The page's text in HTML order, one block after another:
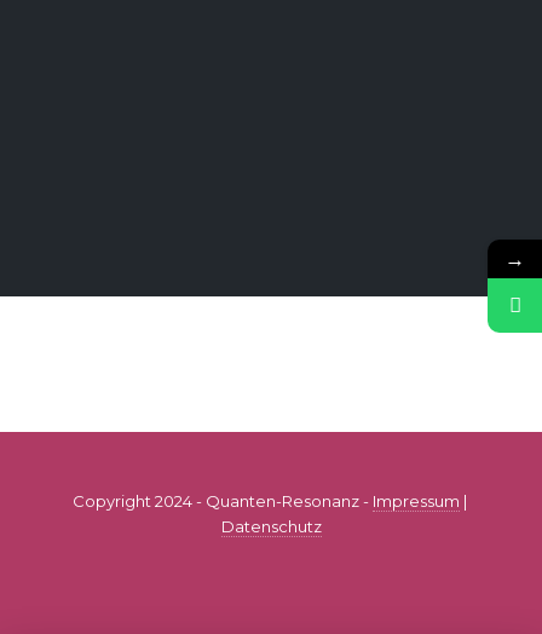
Copyright 2024 - Quanten-Resonanz - Impressum |
Datenschutz
→